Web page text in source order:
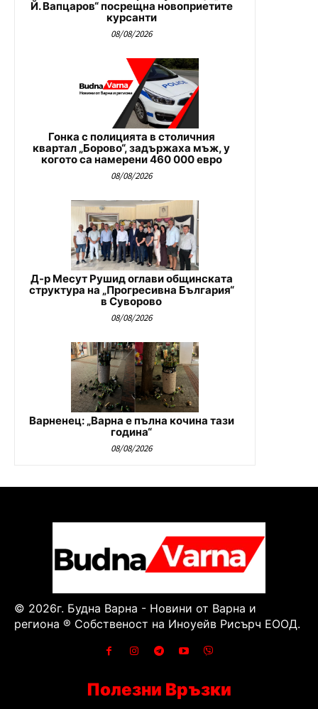
Й. Вапцаров“ посрещна новоприетите
курсанти
08/08/2026
Гонка с полицията в столичния
квартал „Борово“, задържаха мъж, у
когото са намерени 460 000 евро
08/08/2026
Д-р Месут Рушид оглави общинската
структура на „Прогресивна България“
в Суворово
08/08/2026
Варненец: „Варна е пълна кочина тази
година“
08/08/2026
© 2026г. Будна Варна - Новини от Варна и
региона ® Собственост на Иноуейв Рисърч ЕООД.
Полезни Връзки